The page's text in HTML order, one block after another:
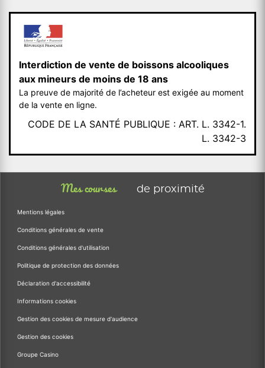
Interdiction de vente de boissons alcooliques
aux mineurs de moins de 18 ans
La preuve de majorité de l’acheteur est exigée au moment
de la vente en ligne.
CODE DE LA SANTÉ PUBLIQUE : ART. L. 3342-1.
L. 3342-3
Mes courses de proximité
Mentions légales
Conditions générales de vente
Conditions générales d'utilisation
Politique de protection des données
Déclaration d'accessibilité
Informations cookies
Gestion des cookies de mesure d'audience
Gestion des cookies
Groupe Casino